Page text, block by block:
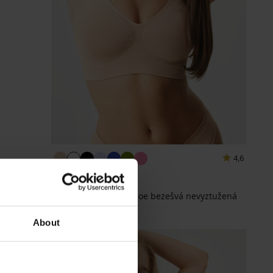
About
4,6
BESTSELLER
Podprsenka Flexi Khloe bezešvá nevyztužená
399 Kč